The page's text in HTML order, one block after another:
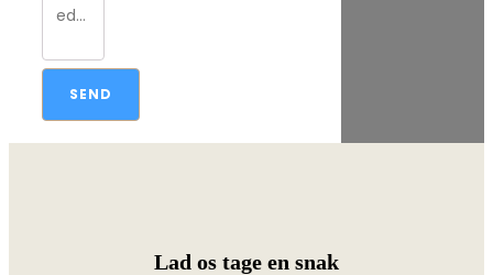
SEND
Lad os tage en snak